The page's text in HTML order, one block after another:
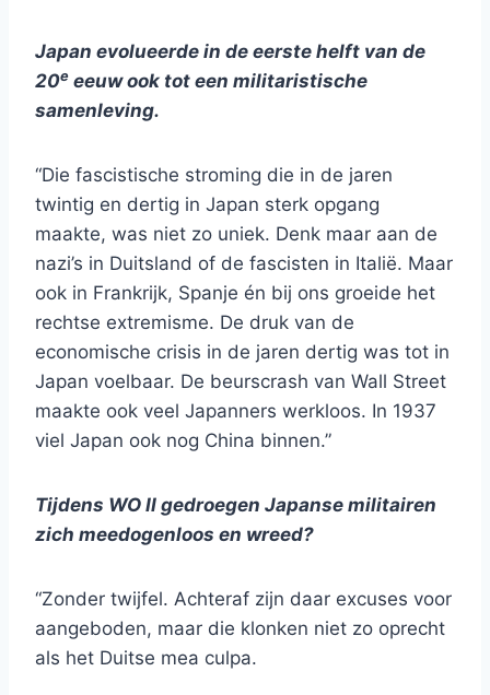
Japan evolueerde in de eerste helft van de
20e eeuw ook tot een militaristische
samenleving.
“Die fascistische stroming die in de jaren
twintig en dertig in Japan sterk opgang
maakte, was niet zo uniek. Denk maar aan de
nazi’s in Duitsland of de fascisten in Italië. Maar
ook in Frankrijk, Spanje én bij ons groeide het
rechtse extremisme. De druk van de
economische crisis in de jaren dertig was tot in
Japan voelbaar. De beurscrash van Wall Street
maakte ook veel Japanners werkloos. In 1937
viel Japan ook nog China binnen.”
Tijdens WO II gedroegen Japanse militairen
zich meedogenloos en wreed?
“Zonder twijfel. Achteraf zijn daar excuses voor
aangeboden, maar die klonken niet zo oprecht
als het Duitse mea culpa.